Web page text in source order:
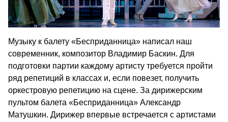
Музыку к балету «Бесприданница» написал наш
современник, композитор Владимир Баскин. Для
подготовки партии каждому артисту требуется пройти
ряд репетиций в классах и, если повезет, получить
оркестровую репетицию на сцене. За дирижерским
пультом балета «Бесприданница» Александр
Матушкин. Дирижер впервые встречается с артистами